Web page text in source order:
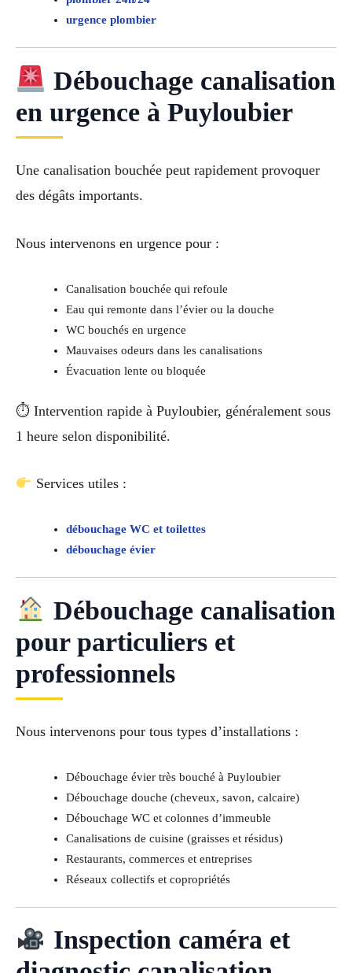
urgence plombier
Débouchage canalisation
en urgence à Puyloubier
Une canalisation bouchée peut rapidement provoquer
des dégâts importants.
Nous intervenons en urgence pour :
Canalisation bouchée qui refoule
Eau qui remonte dans l’évier ou la douche
WC bouchés en urgence
Mauvaises odeurs dans les canalisations
Évacuation lente ou bloquée
⏱ Intervention rapide à Puyloubier, généralement sous
1 heure selon disponibilité.
Services utiles :
débouchage WC et toilettes
débouchage évier
Débouchage canalisation
pour particuliers et
professionnels
Nous intervenons pour tous types d’installations :
Débouchage évier très bouché à Puyloubier
Débouchage douche (cheveux, savon, calcaire)
Débouchage WC et colonnes d’immeuble
Canalisations de cuisine (graisses et résidus)
Restaurants, commerces et entreprises
Réseaux collectifs et copropriétés
Inspection caméra et